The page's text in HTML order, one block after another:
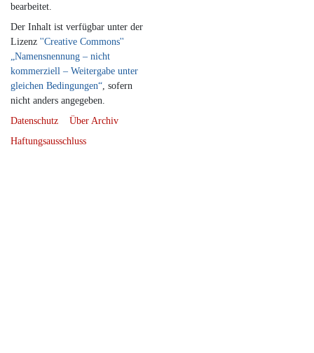
bearbeitet.
Der Inhalt ist verfügbar unter der
Lizenz ''Creative Commons''
„Namensnennung – nicht
kommerziell – Weitergabe unter
gleichen Bedingungen“, sofern
nicht anders angegeben.
Datenschutz
Über Archiv
Haftungsausschluss